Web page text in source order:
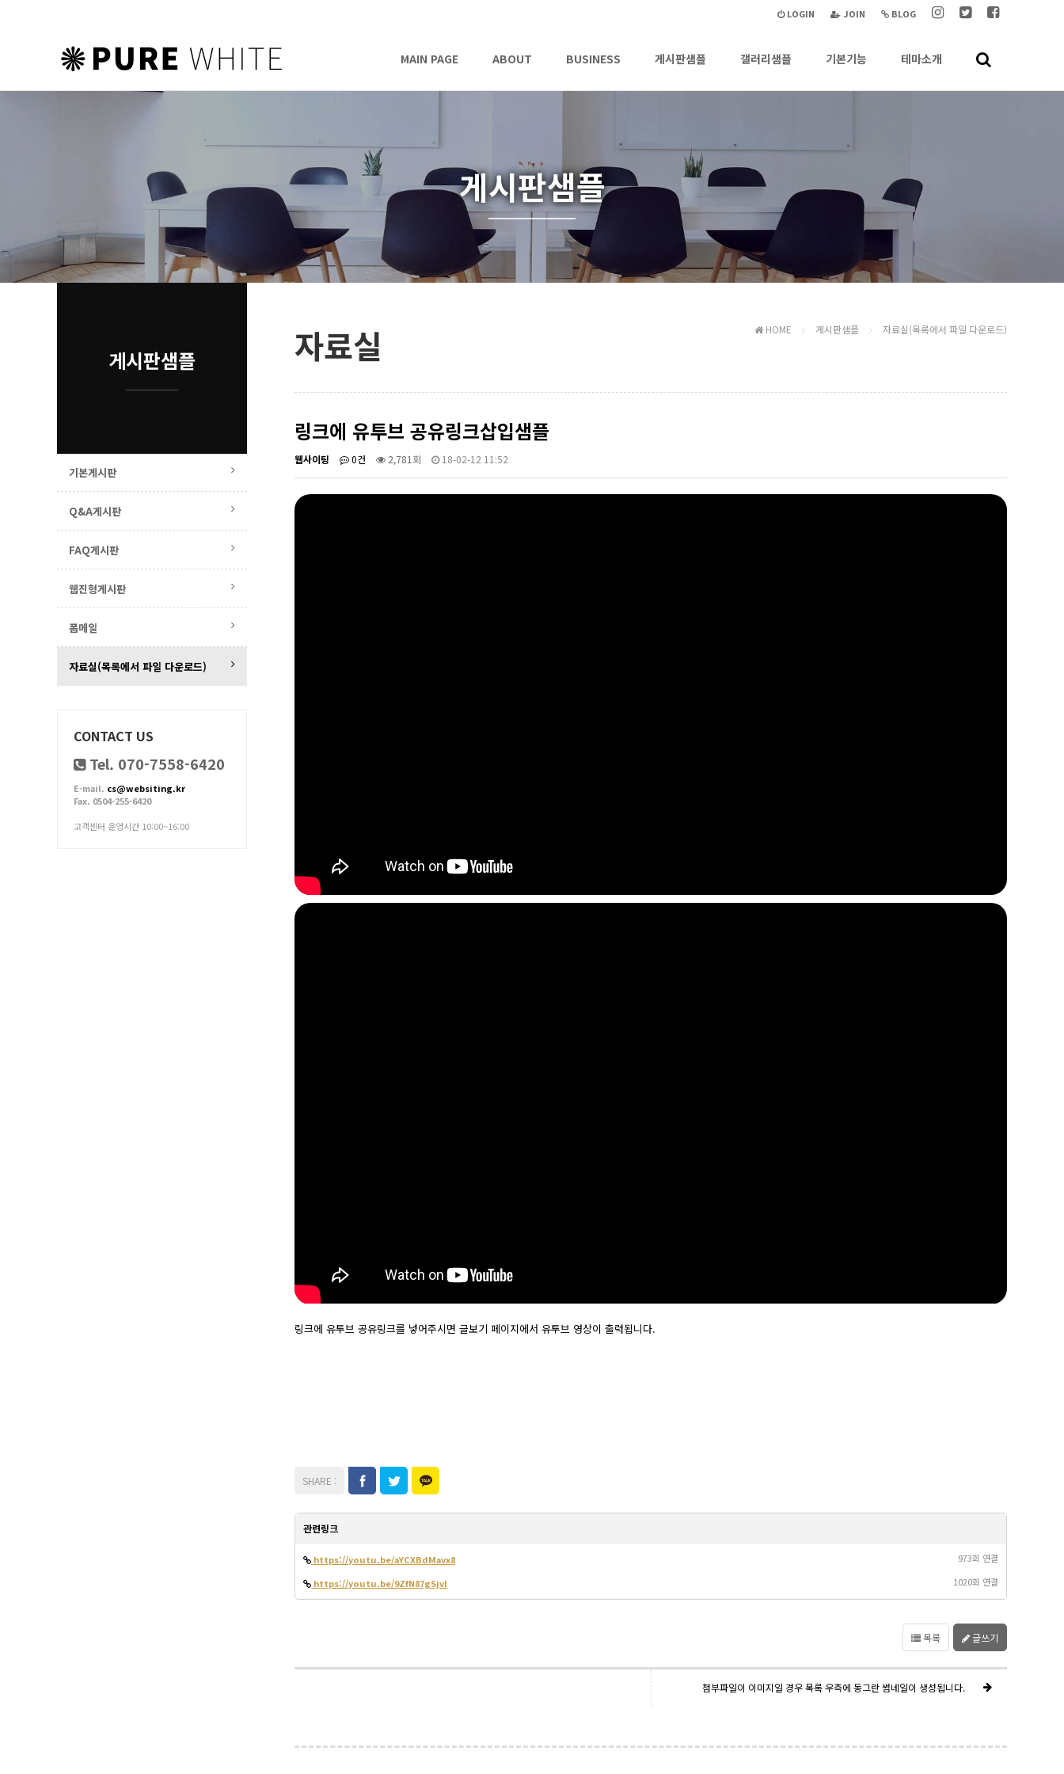
BLOG
JOIN
LOGIN
MAIN PAGE ABOUT BUSINESS 게시판샘플 갤러리샘플 기본기능
하위분류
테마소개
하위분류
게시판샘플
자료실 HOME 게시판샘플 자료실(목록에서 파일 다운로드)
링크에 유투브 공유링크삽입샘플
웹사이팅 0건 2,781회 18-02-12 11:52
링크에 유투브 공유링크를 넣어주시면 글보기 페이지에서 유투브 영상이 출력됩니다.
관련링크
https://youtu.be/aYCXBdMavx8
973회 연결
https://youtu.be/9ZfN87gSjvI
1020회 연결
목록 글쓰기
첨부파일이 이미지일 경우 목록 우측에 동그란 썸네일이 생성됩니다.
게시판샘플
기본게시판
Q&A게시판
FAQ게시판
웹진형게시판
폼메일
자료실(목록에서 파일 다운로드)
CONTACT US
Tel. 070-7558-6420
E-mail. cs@websiting.kr
Fax. 0504-255-6420
고객센터 운영시간 10:00~16:00